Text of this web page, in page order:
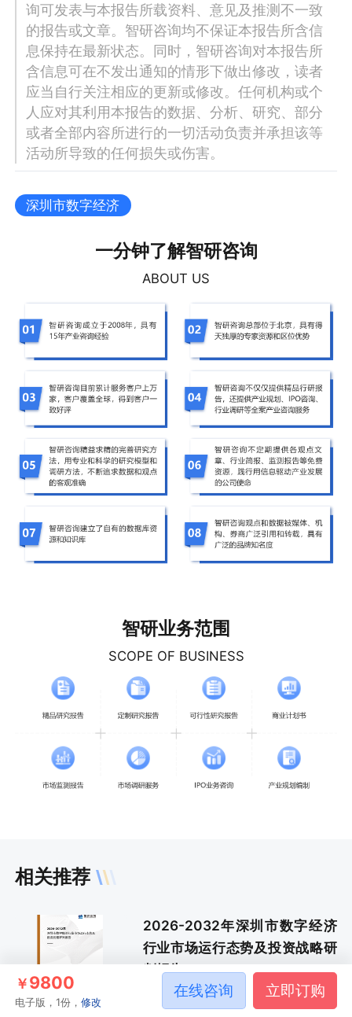
询可发表与本报告所载资料、意见及推测不一致
的报告或文章。智研咨询均不保证本报告所含信
息保持在最新状态。同时，智研咨询对本报告所
含信息可在不发出通知的情形下做出修改，读者
应当自行关注相应的更新或修改。任何机构或个
人应对其利用本报告的数据、分析、研究、部分
或者全部内容所进行的一切活动负责并承担该等
活动所导致的任何损失或伤害。
深圳市数字经济
一分钟了解智研咨询
ABOUT US
智研业务范围
SCOPE OF BUSINESS
相关推荐
2026-2032年深圳市数字经济
行业市场运行态势及投资战略研
判报告
深圳市数字经济
￥9800
电子版，1份，修改
在线咨询 立即订购